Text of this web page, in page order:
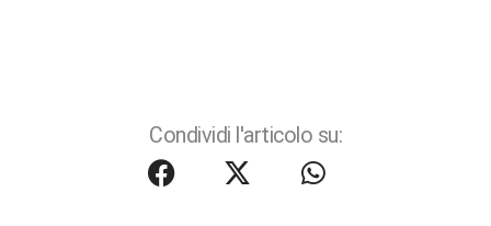
Condividi l'articolo su: